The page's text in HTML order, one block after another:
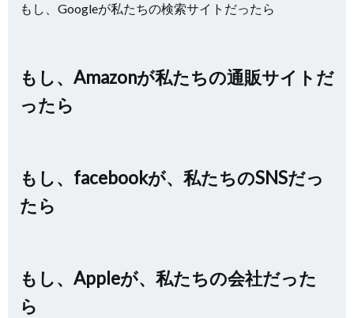
もし、Googleが私たちの検索サイトだったら
もし、Amazonが私たちの通販サイトだ
ったら
もし、facebookが、私たちのSNSだっ
たら
もし、Appleが、私たちの会社だった
ら